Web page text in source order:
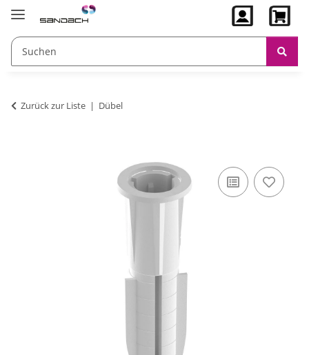
Zurück zur Liste Dübel